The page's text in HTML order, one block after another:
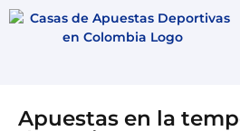
Apuestas en la